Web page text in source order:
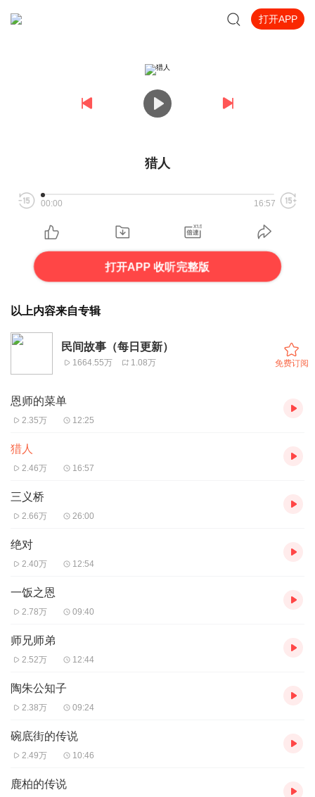
打开APP
猎人
00:00 16:57
打开APP 收听完整版
以上内容来自专辑
民间故事（每日更新）
1664.55万 1.08万 免费订阅
恩师的菜单
2.35万 12:25
猎人
2.46万 16:57
三义桥
2.66万 26:00
绝对
2.40万 12:54
一饭之恩
2.78万 09:40
师兄师弟
2.52万 12:44
陶朱公知子
2.38万 09:24
碗底街的传说
2.49万 10:46
鹿柏的传说